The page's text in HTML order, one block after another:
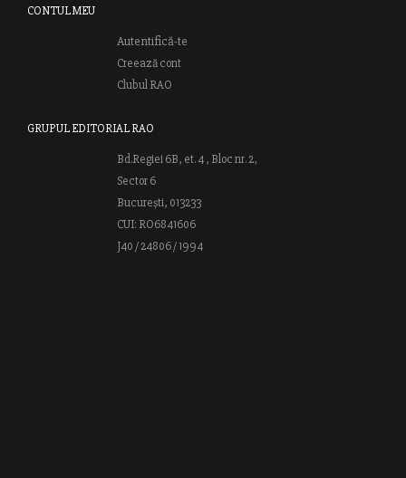
CONTUL MEU
Autentifică-te
Creează cont
Clubul RAO
GRUPUL EDITORIAL RAO
Bd.Regiei 6B, et. 4 , Bloc nr. 2,
Sector 6
București, 013233
CUI: RO6841606
J40 / 24806 / 1994